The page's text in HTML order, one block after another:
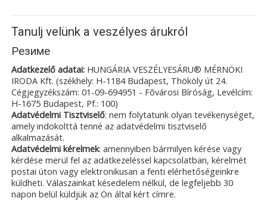
Tanulj velünk a veszélyes árukról
Резиме
Adatkezelő adatai: HUNGÁRIA VESZÉLYESÁRU® MÉRNÖKI
IRODA Kft. (székhely: H-1184 Budapest, Thököly út 24.
Cégjegyzékszám: 01-09-694951 - Fõvárosi Bíróság, Levélcím:
H-1675 Budapest, Pf.: 100)
Adatvédelmi Tisztviselő: nem folytatunk olyan tevékenységet,
amely indokolttá tenné az adatvédelmi tisztviselő
alkalmazását.
Adatvédelmi kérelmek: amennyiben bármilyen kérése vagy
kérdése merül fel az adatkezeléssel kapcsolatban, kérelmét
postai úton vagy elektronikusan a fenti elérhetőségeinkre
küldheti. Válaszainkat késedelem nélkül, de legfeljebb 30
napon belül küldjük az Ön által kért címre.